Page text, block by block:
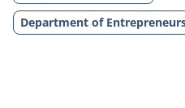
Department of